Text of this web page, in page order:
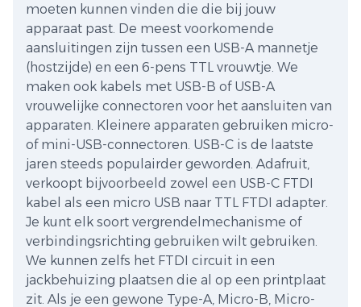
moeten kunnen vinden die die bij jouw
apparaat past. De meest voorkomende
aansluitingen zijn tussen een USB-A mannetje
(hostzijde) en een 6-pens TTL vrouwtje. We
maken ook kabels met USB-B of USB-A
vrouwelijke connectoren voor het aansluiten van
apparaten. Kleinere apparaten gebruiken micro-
of mini-USB-connectoren. USB-C is de laatste
jaren steeds populairder geworden. Adafruit,
verkoopt bijvoorbeeld zowel een USB-C FTDI
kabel als een micro USB naar TTL FTDI adapter.
Je kunt elk soort vergrendelmechanisme of
verbindingsrichting gebruiken wilt gebruiken.
We kunnen zelfs het FTDI circuit in een
jackbehuizing plaatsen die al op een printplaat
zit. Als je een gewone Type-A, Micro-B, Micro-